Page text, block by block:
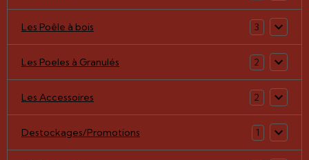
Les Poêle à bois 3
Les Poeles à Granulés 2
Les Accessoires 2
Destockages/Promotions 1